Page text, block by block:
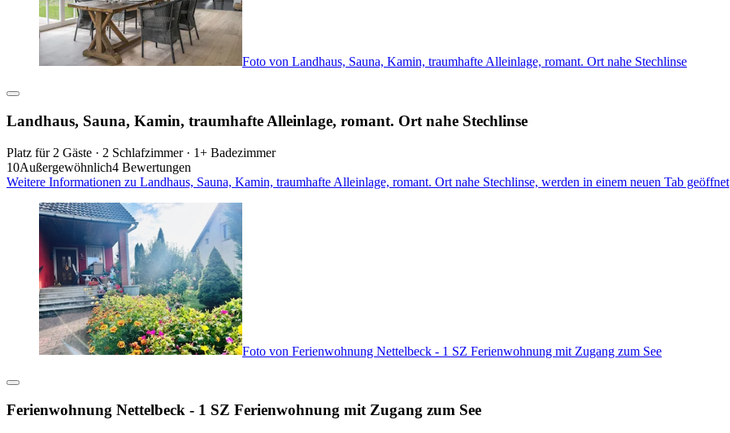
Foto von Landhaus, Sauna, Kamin, traumhafte Alleinlage, romant. Ort nahe Stechlinse
Landhaus, Sauna, Kamin, traumhafte Alleinlage, romant. Ort nahe Stechlinse
Platz für 2 Gäste · 2 Schlafzimmer · 1+ Badezimmer
10Außergewöhnlich4 Bewertungen
Weitere Informationen zu Landhaus, Sauna, Kamin, traumhafte Alleinlage, romant. Ort nahe Stechlinse, werden in einem neuen Tab geöffnet
Foto von Ferienwohnung Nettelbeck - 1 SZ Ferienwohnung mit Zugang zum See
Ferienwohnung Nettelbeck - 1 SZ Ferienwohnung mit Zugang zum See